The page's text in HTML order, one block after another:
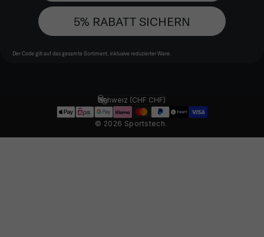
5% RABATT SICHERN
Der Code gilt auf das gesamte Sortiment, inklusive reduzierter Ware.
© 2026 Sportstech.
Land/Region
Schweiz (CHF CHF)